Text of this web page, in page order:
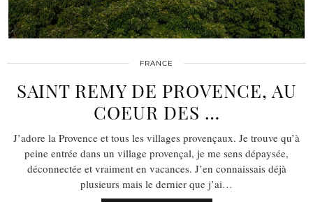
FRANCE
SAINT REMY DE PROVENCE, AU
COEUR DES …
J’adore la Provence et tous les villages provençaux. Je trouve qu’à
peine entrée dans un village provençal, je me sens dépaysée,
déconnectée et vraiment en vacances. J’en connaissais déjà
plusieurs mais le dernier que j’ai…